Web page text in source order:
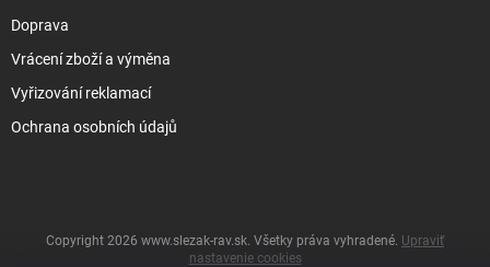
Doprava
Vrácení zboží a výměna
Vyřizování reklamací
Ochrana osobních údajů
Copyright 2026 www.slezak-rav.sk. Všetky práva vyhradené. Upraviť
nastavenie cookies